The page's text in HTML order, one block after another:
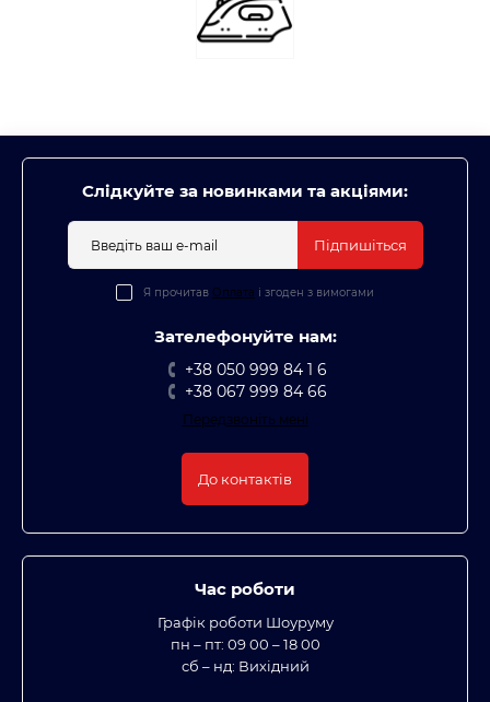
Слідкуйте за новинками та акціями:
Підпишіться
Я прочитав Оплата і згоден з вимогами
Зателефонуйте нам:
+38 050 999 84 1 6
+38 067 999 84 66
Передзвоніть мені
До контактів
Час роботи
Графік роботи Шоуруму
пн – пт: 09 00 – 18 00
сб – нд: Вихідний